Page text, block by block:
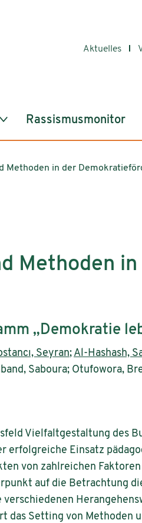
Aktuelles
Rassismusmonitor
Methoden in der
Methoden
„Demokratie
Seyran; Al-Hashash,
Saboura; Otufowora,
Vielfaltgestaltung des
erfolgreiche Einsatz
von zahlreichen
auf die Betrachtung
verschiedenen
das Setting von Methoden